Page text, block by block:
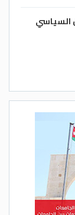
السياسي